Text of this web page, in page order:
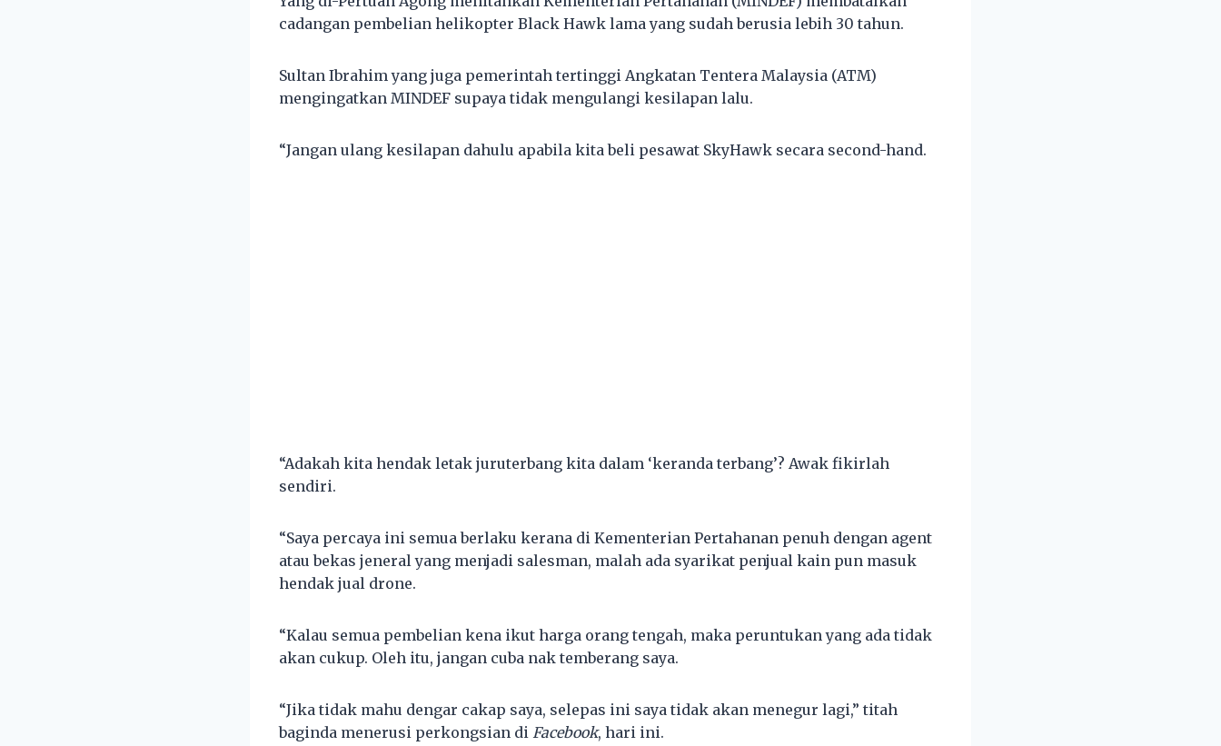
cadangan pembelian helikopter Black Hawk lama yang sudah berusia lebih 30 tahun.
Sultan Ibrahim yang juga pemerintah tertinggi Angkatan Tentera Malaysia (ATM)
mengingatkan MINDEF supaya tidak mengulangi kesilapan lalu.
“Jangan ulang kesilapan dahulu apabila kita beli pesawat SkyHawk secara second-hand.
“Adakah kita hendak letak juruterbang kita dalam ‘keranda terbang’? Awak fikirlah
sendiri.
“Saya percaya ini semua berlaku kerana di Kementerian Pertahanan penuh dengan agent
atau bekas jeneral yang menjadi salesman, malah ada syarikat penjual kain pun masuk
hendak jual drone.
“Kalau semua pembelian kena ikut harga orang tengah, maka peruntukan yang ada tidak
akan cukup. Oleh itu, jangan cuba nak temberang saya.
“Jika tidak mahu dengar cakap saya, selepas ini saya tidak akan menegur lagi,” titah
baginda menerusi perkongsian di Facebook, hari ini.